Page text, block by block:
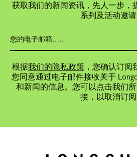
获取我们的新闻资讯，先人一步，
系列及活动邀请
根据我们的隐私政策 ，您确认订
您同意通过电子邮件接收关于
和新闻的信息。您可以点击我们
接，以取消订阅